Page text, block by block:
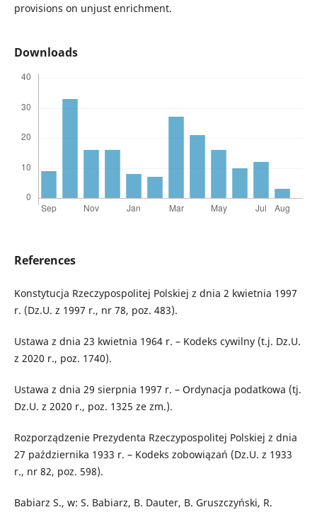
provisions on unjust enrichment.
Downloads
References
Konstytucja Rzeczypospolitej Polskiej z dnia 2 kwietnia 1997
r. (Dz.U. z 1997 r., nr 78, poz. 483).
Ustawa z dnia 23 kwietnia 1964 r. – Kodeks cywilny (t.j. Dz.U.
z 2020 r., poz. 1740).
Ustawa z dnia 29 sierpnia 1997 r. – Ordynacja podatkowa (tj.
Dz.U. z 2020 r., poz. 1325 ze zm.).
Rozporządzenie Prezydenta Rzeczypospolitej Polskiej z dnia
27 października 1933 r. – Kodeks zobowiązań (Dz.U. z 1933
r., nr 82, poz. 598).
Babiarz S., w: S. Babiarz, B. Dauter, B. Gruszczyński, R.